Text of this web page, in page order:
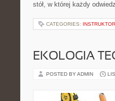
stół, w której każdy
CATEGORIES:
EKOLOGIA
POSTED BY ADMIN